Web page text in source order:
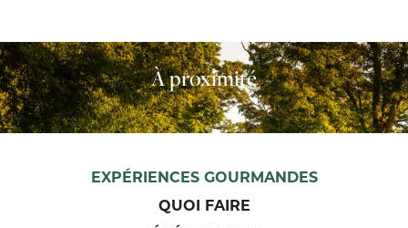
À proximité
EXPÉRIENCES GOURMANDES
QUOI FAIRE